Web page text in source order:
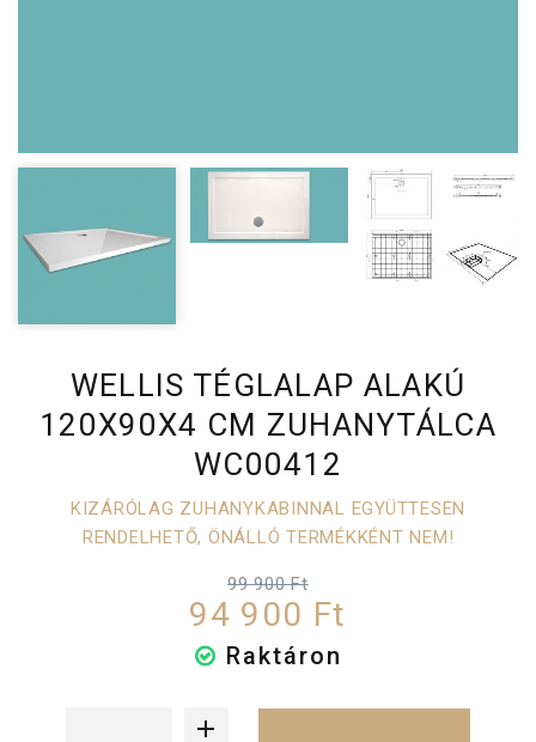
WELLIS TÉGLALAP ALAKÚ
120X90X4 CM ZUHANYTÁLCA
WC00412
KIZÁRÓLAG ZUHANYKABINNAL EGYÜTTESEN
RENDELHETŐ, ÖNÁLLÓ TERMÉKKÉNT NEM!
99 900 Ft
94 900 Ft
Raktáron